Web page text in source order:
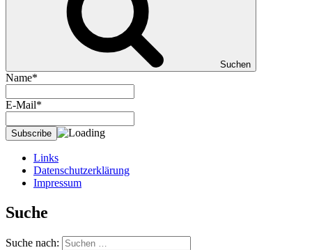
Suchen
Name*
E-Mail*
Links
Datenschutzerklärung
Impressum
Suche
Suche nach: